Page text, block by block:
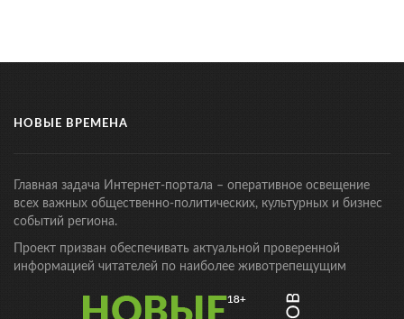
НОВЫЕ ВРЕМЕНА
Главная задача Интернет-портала – оперативное освещение
всех важных общественно-политических, культурных и бизнес
событий региона.
Проект призван обеспечивать актуальной проверенной
информацией читателей по наиболее животрепещущим